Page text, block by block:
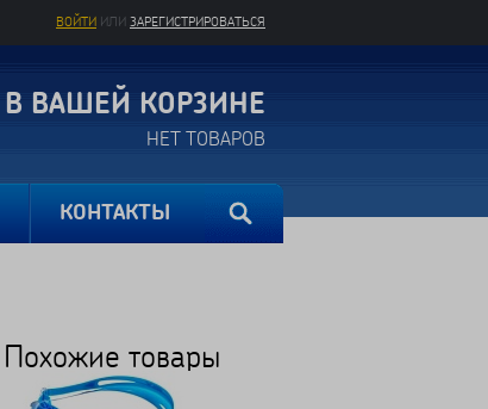
ВОЙТИ ИЛИ ЗАРЕГИСТРИРОВАТЬСЯ
В ВАШЕЙ КОРЗИНЕ
НЕТ ТОВАРОВ
КОНТАКТЫ
Похожие товары